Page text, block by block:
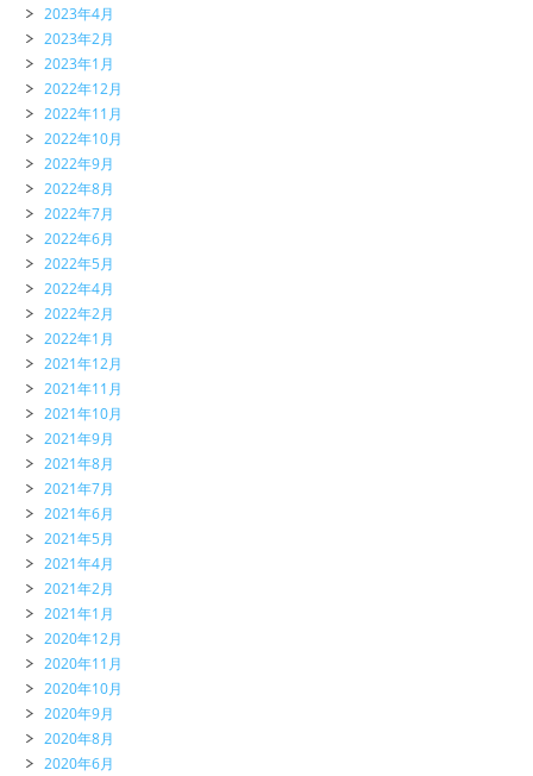
2023年4月
2023年2月
2023年1月
2022年12月
2022年11月
2022年10月
2022年9月
2022年8月
2022年7月
2022年6月
2022年5月
2022年4月
2022年2月
2022年1月
2021年12月
2021年11月
2021年10月
2021年9月
2021年8月
2021年7月
2021年6月
2021年5月
2021年4月
2021年2月
2021年1月
2020年12月
2020年11月
2020年10月
2020年9月
2020年8月
2020年6月